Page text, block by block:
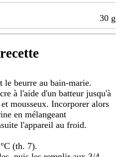
30 g
le beurre au bain-marie.
à l'aide d'un batteur jusqu'à
mousseux. Incorporer alors
en mélangeant
l'appareil au froid.
(th. 7).